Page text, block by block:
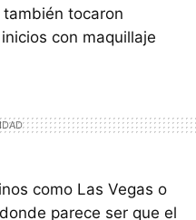
tocaron
con maquillaje
como Las Vegas o
parece ser que el